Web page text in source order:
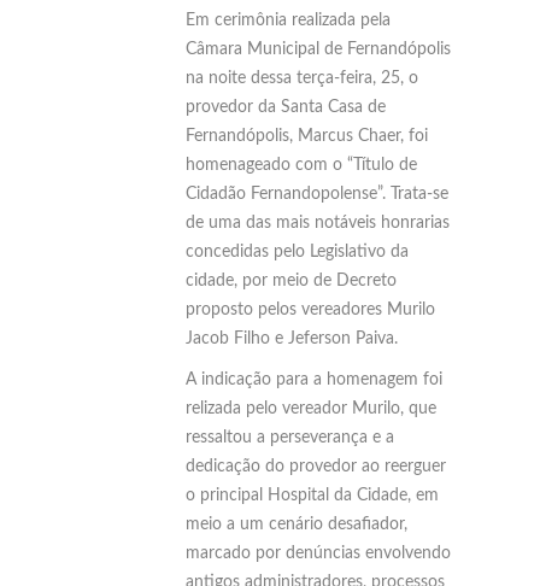
Em cerimônia realizada pela
Câmara Municipal de Fernandópolis
na noite dessa terça-feira, 25, o
provedor da Santa Casa de
Fernandópolis, Marcus Chaer, foi
homenageado com o “Título de
Cidadão Fernandopolense”. Trata-se
de uma das mais notáveis honrarias
concedidas pelo Legislativo da
cidade, por meio de Decreto
proposto pelos vereadores Murilo
Jacob Filho e Jeferson Paiva.
A indicação para a homenagem foi
relizada pelo vereador Murilo, que
ressaltou a perseverança e a
dedicação do provedor ao reerguer
o principal Hospital da Cidade, em
meio a um cenário desafiador,
marcado por denúncias envolvendo
antigos administradores, processos